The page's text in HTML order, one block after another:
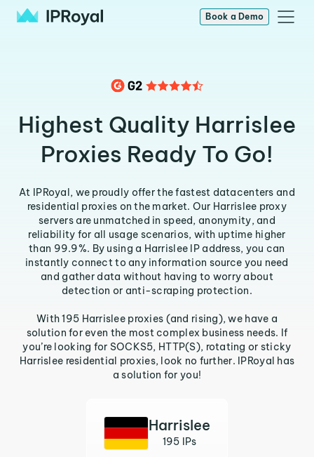
Book a Demo
Highest Quality Harrislee
Proxies Ready To Go!
At IPRoyal, we proudly offer the fastest datacenters and
residential proxies on the market. Our Harrislee proxy
servers are unmatched in speed, anonymity, and
reliability for all usage scenarios, with uptime higher
than 99.9%. By using a Harrislee IP address, you can
instantly connect to any information source you need
and gather data without having to worry about
detection or anti-scraping protection.
With 195 Harrislee proxies (and rising), we have a
solution for even the most complex business needs. If
you’re looking for SOCKS5, HTTP(S), rotating or sticky
Harrislee residential proxies, look no further. IPRoyal has
a solution for you!
Harrislee
195 IPs